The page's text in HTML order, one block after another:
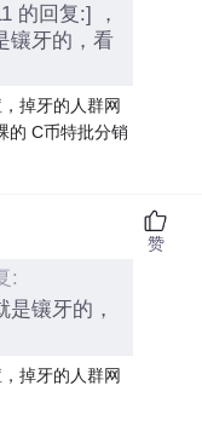
的回复:] ，
镶牙的，看
掉牙的人群网
的 C币特批分销
:
是镶牙的，
掉牙的人群网
赞